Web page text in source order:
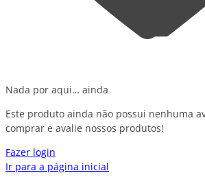
Nada por aqui… ainda
Este produto ainda não possui nenhuma
comprar e avalie nossos produtos!
Fazer login
Ir para a página inicial